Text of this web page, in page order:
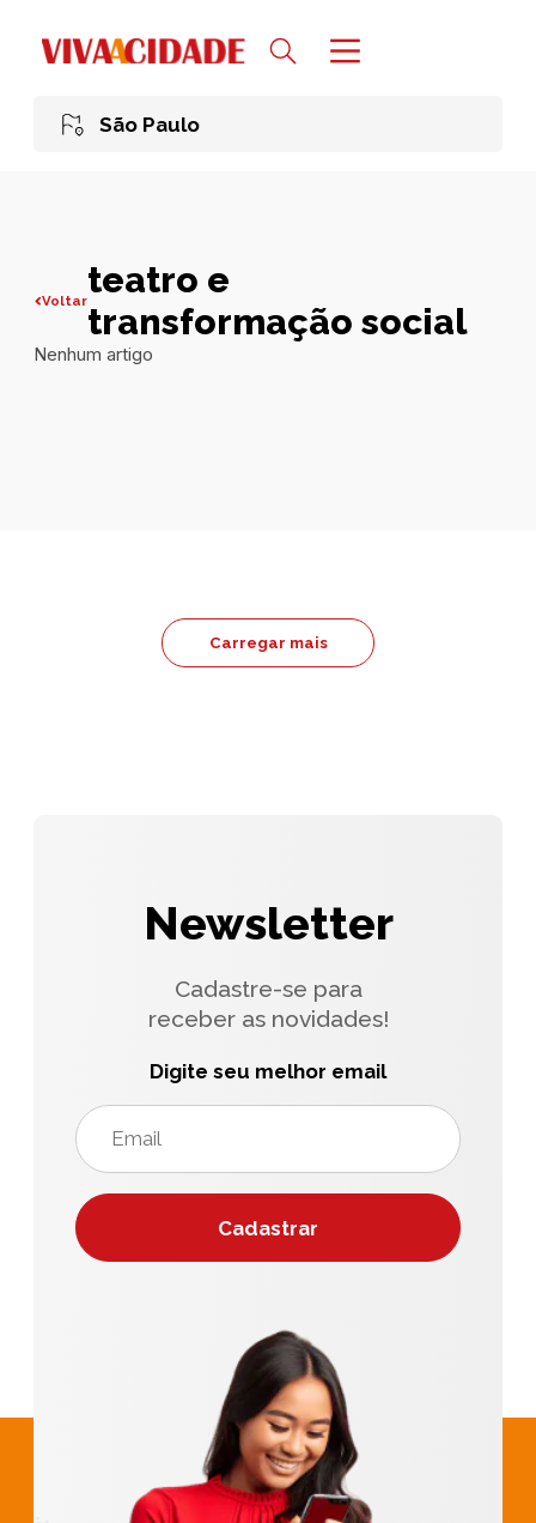
São Paulo
Voltarteatro e
transformação social
Nenhum artigo
Carregar mais
Newsletter
Cadastre-se para
receber as novidades!
Digite seu melhor email